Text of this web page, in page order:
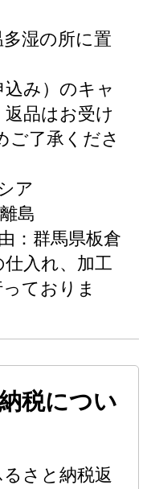
湿の所に置
み）のキャ
品はお受け
ご了承くださ
ア
島
：群馬県板倉
入れ、加工
ておりま
税につい
さと納税返